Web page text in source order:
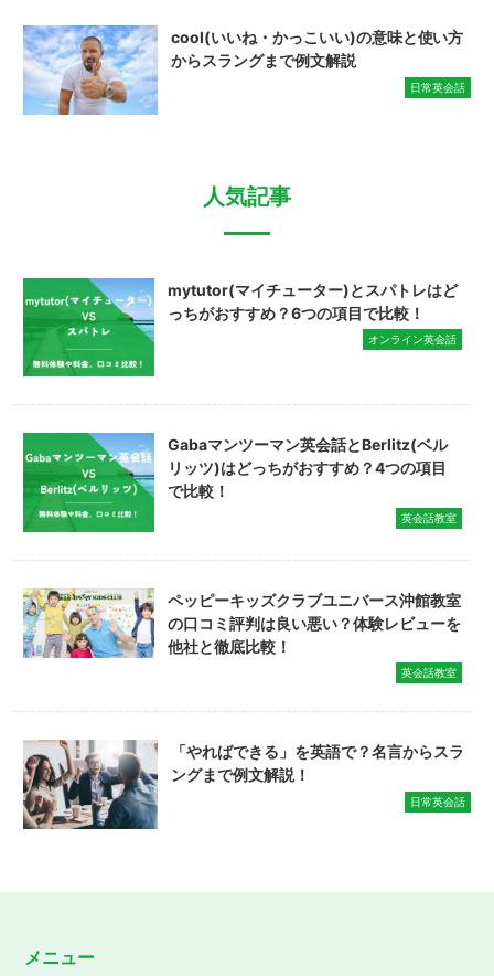
cool(いいね・かっこいい)の意味と使い方
からスラングまで例文解説
日常英会話
人気記事
mytutor(マイチューター)とスパトレはど
っちがおすすめ？6つの項目で比較！
オンライン英会話
Gabaマンツーマン英会話とBerlitz(ベル
リッツ)はどっちがおすすめ？4つの項目
で比較！
英会話教室
ペッピーキッズクラブユニバース沖館教室
の口コミ評判は良い悪い？体験レビューを
他社と徹底比較！
英会話教室
「やればできる」を英語で？名言からスラ
ングまで例文解説！
日常英会話
メニュー